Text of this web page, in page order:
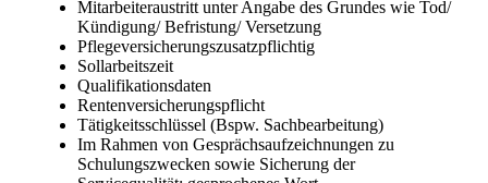
Mitarbeiteraustritt unter Angabe des Grundes wie Tod/
Kündigung/ Befristung/ Versetzung
Pflegeversicherungszusatzpflichtig
Sollarbeitszeit
Qualifikationsdaten
Rentenversicherungspflicht
Tätigkeitsschlüssel (Bspw. Sachbearbeitung)
Im Rahmen von Gesprächsaufzeichnungen zu
Schulungszwecken sowie Sicherung der